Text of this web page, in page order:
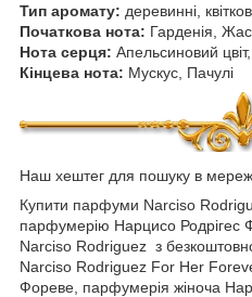
Тип аромату: деревинні,
Початкова нота: Гарденія,
Нота серця: Апельсиновий
Кінцева нота: Мускус, Пачулі
Наш хештег для пошуку в
Купити парфуми Narciso
парфумерію Нарцисо
Narciso Rodriguez з
Narciso Rodriguez For Her
Фореве, парфумерія жіноча